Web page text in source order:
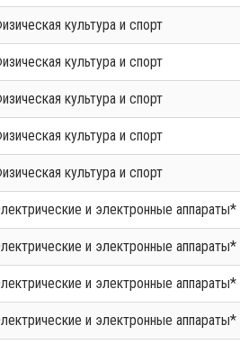
Физическая культура и спорт
Физическая культура и спорт
Физическая культура и спорт
Физическая культура и спорт
Физическая культура и спорт
Электрические и электронные аппараты*
Электрические и электронные аппараты*
Электрические и электронные аппараты*
Электрические и электронные аппараты*